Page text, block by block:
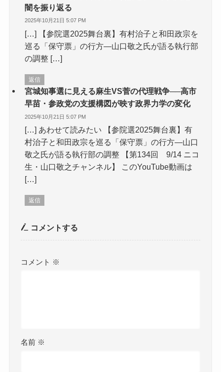
闇を振り返る
2025年10月21日 5:07 PM
[…] 【参院選2025舞台裏】有村治子と和田政宗を
巡る「保守票」の行方—山口敬之氏が語る執行部
の調整 […]
返信
宮城知事選に見える麻生VS菅の代理戦争──高市
早苗・参政党の支援構図が映す政界力学の変化
2025年10月21日 5:07 PM
[…] あわせて読みたい 【参院選2025舞台裏】有
村治子と和田政宗を巡る「保守票」の行方—山口
敬之氏が語る執行部の調整 【第134回 9/14 ニコ
生・山口敬之チャンネル】 このYouTube動画は
[…]
返信
コメントする
コメント ※
名前 ※